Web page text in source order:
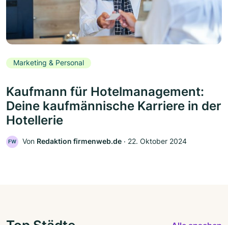
Marketing & Personal
Kaufmann für Hotelmanagement:
Deine kaufmännische Karriere in der
Hotellerie
FW Von Redaktion firmenweb.de ‧ 22. Oktober 2024